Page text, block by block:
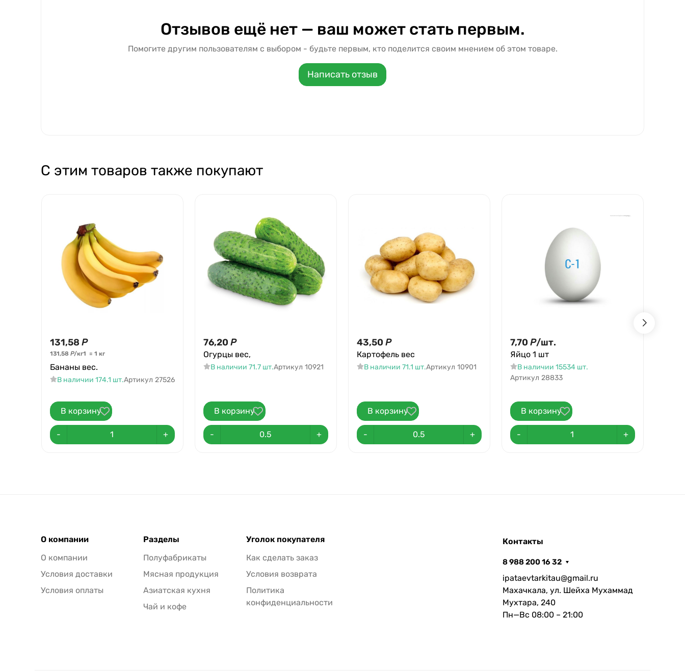
Отзывов ещё нет — ваш может стать первым.
Помогите другим пользователям с выбором - будьте первым, кто поделится своим мнением об этом товаре.
Написать отзыв
С этим товаров также покупают
131,58 Р
131,58 Р/кг1 = 1 кг
Бананы вес.
В наличии 174.1 шт.Артикул 27526
В корзину
- +
76,20 Р
Огурцы вес,
В наличии 71.7 шт.Артикул 10921
В корзину
- +
43,50 Р
Картофель вес
В наличии 71.1 шт.Артикул 10901
В корзину
- +
7,70 Р/шт.
Яйцо 1 шт
В наличии 15534 шт.
Артикул 28833
В корзину
- +
О компании
О компании
Условия доставки
Условия оплаты
Разделы
Полуфабрикаты
Мясная продукция
Азиатская кухня
Чай и кофе
Уголок покупателя
Как сделать заказ
Условия возврата
Политика
конфиденциальности
Контакты
8 988 200 16 32
ipataevtarkitau@gmail.ru
Махачкала, ул. Шейха Мухаммад
Мухтара, 240
Пн—Вс 08:00 – 21:00